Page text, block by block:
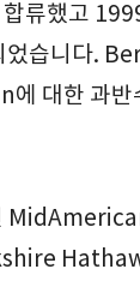
류했고
었습니다.
대한 과반